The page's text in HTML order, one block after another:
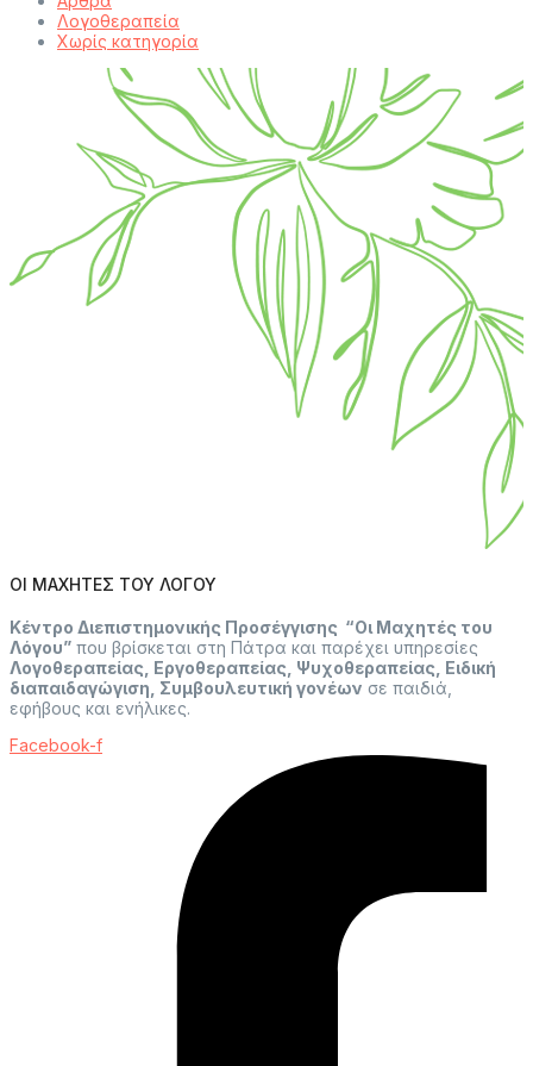
Λογοθεραπεία
Χωρίς κατηγορία
ΟΙ ΜΑΧΗΤΕΣ ΤΟΥ ΛΟΓΟΥ
Κέντρο Διεπιστημονικής Προσέγγισης “Οι Μαχητές του
Λόγου” που βρίσκεται στη Πάτρα και παρέχει υπηρεσίες
Λογοθεραπείας, Εργοθεραπείας, Ψυχοθεραπείας, Ειδική
διαπαιδαγώγιση, Συμβουλευτική γονέων σε παιδιά,
εφήβους και ενήλικες.
Facebook-f